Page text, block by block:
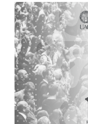
Barra
lateral
del
artículo